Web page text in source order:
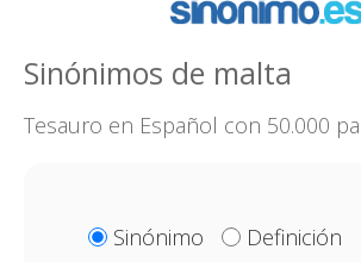
Sinónimos de malta
Tesauro en Español con 50.000
Sinónimo
Definición